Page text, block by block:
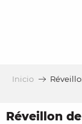
Inicio
Réveillon